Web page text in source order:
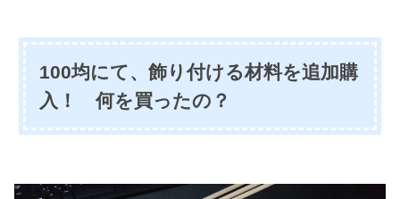
100均にて、飾り付ける材料を追加購
入！ 何を買ったの？